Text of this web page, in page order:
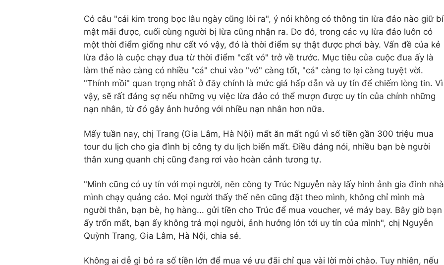
Có câu "cái kim trong bọc lâu ngày cũng lòi ra", ý nói không có thông tin lừa đảo nào giữ bí
mật mãi được, cuối cùng người bị lừa cũng nhận ra. Do đó, trong các vụ lừa đảo luôn có
một thời điểm giống như cất vó vậy, đó là thời điểm sự thật được phơi bày. Vấn đề của kẻ
lừa đảo là cuộc chạy đua từ thời điểm "cất vó" trở về trước. Mục tiêu của cuộc đua ấy là
làm thế nào càng có nhiều "cá" chui vào "vó" càng tốt, "cá" càng to lại càng tuyệt vời.
"Thính mồi" quan trọng nhất ở đây chính là mức giá hấp dẫn và uy tín để chiếm lòng tin. Vì
vậy, sẽ rất đáng sợ nếu những vụ việc lừa đảo có thể mượn được uy tín của chính những
nạn nhân, từ đó gây ảnh hưởng với nhiều nạn nhân hơn nữa.
Mấy tuần nay, chị Trang (Gia Lâm, Hà Nội) mất ăn mất ngủ vì số tiền gần 300 triệu mua
tour du lịch cho gia đình bị công ty du lịch biến mất. Điều đáng nói, nhiều bạn bè người
thân xung quanh chị cũng đang rơi vào hoàn cảnh tương tự.
"Mình cũng có uy tín với mọi người, nên công ty Trúc Nguyễn này lấy hình ảnh gia đình nhà
mình chạy quảng cáo. Mọi người thấy thế nên cũng đặt theo mình, không chỉ mình mà
người thân, bạn bè, họ hàng... gửi tiền cho Trúc để mua voucher, vé máy bay. Bây giờ bạn
ấy trốn mất, bạn ấy không trả mọi người, ảnh hưởng lớn tới uy tín của mình", chị Nguyễn
Quỳnh Trang, Gia Lâm, Hà Nội, chia sẻ.
Không ai dễ gì bỏ ra số tiền lớn để mua vé ưu đãi chỉ qua vài lời mời chào. Tuy nhiên, nếu